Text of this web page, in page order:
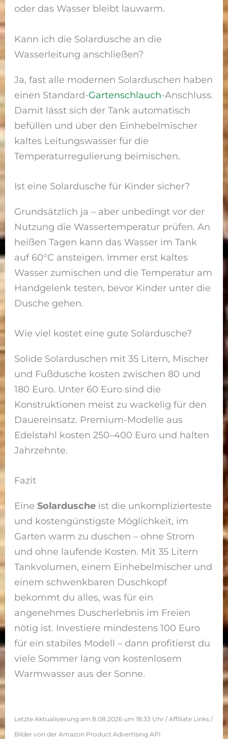
oder das Wasser bleibt lauwarm.
Kann ich die Solardusche an die
Wasserleitung anschließen?
Ja, fast alle modernen Solarduschen haben
einen Standard-Gartenschlauch-Anschluss.
Damit lässt sich der Tank automatisch
befüllen und über den Einhebelmischer
kaltes Leitungswasser für die
Temperaturregulierung beimischen.
Ist eine Solardusche für Kinder sicher?
Grundsätzlich ja – aber unbedingt vor der
Nutzung die Wassertemperatur prüfen. An
heißen Tagen kann das Wasser im Tank
auf 60°C ansteigen. Immer erst kaltes
Wasser zumischen und die Temperatur am
Handgelenk testen, bevor Kinder unter die
Dusche gehen.
Wie viel kostet eine gute Solardusche?
Solide Solarduschen mit 35 Litern, Mischer
und Fußdusche kosten zwischen 80 und
180 Euro. Unter 60 Euro sind die
Konstruktionen meist zu wackelig für den
Dauereinsatz. Premium-Modelle aus
Edelstahl kosten 250–400 Euro und halten
Jahrzehnte.
Fazit
EineSolardusche ist die unkomplizierteste
und kostengünstigste Möglichkeit, im
Garten warm zu duschen – ohne Strom
und ohne laufende Kosten. Mit 35 Litern
Tankvolumen, einem Einhebelmischer und
einem schwenkbaren Duschkopf
bekommt du alles, was für ein
angenehmes Duscherlebnis im Freien
nötig ist. Investiere mindestens 100 Euro
für ein stabiles Modell – dann profitierst du
viele Sommer lang von kostenlosem
Warmwasser aus der Sonne.
Letzte Aktualisierung am 8.08.2026 um 18:33 Uhr / Affiliate Links /
Bilder von der Amazon Product Advertising API